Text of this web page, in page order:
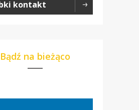
kontakt
Bądź na bieżąco